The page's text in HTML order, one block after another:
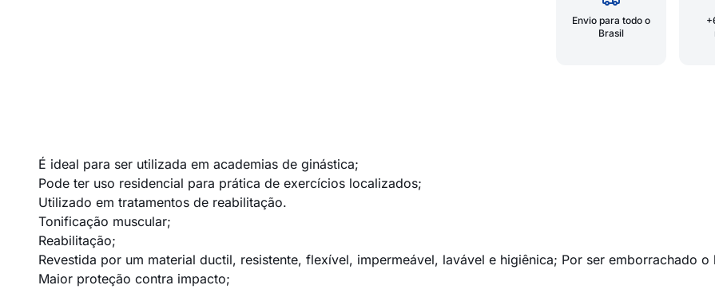
Envio para todo o
Brasil
É ideal para ser utilizada em academias de ginástica;
Pode ter uso residencial para prática de exercícios localizados;
Utilizado em tratamentos de reabilitação.
Tonificação muscular;
Reabilitação;
Revestida por um material ductil, resistente, flexível, impermeável, lavável e higiênica; Por ser emborrachado o
Maior proteção contra impacto;